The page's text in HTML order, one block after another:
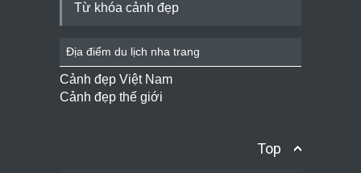
Từ khóa cảnh đẹp
Địa điểm du lịch nha trang
Cảnh đẹp Việt Nam
Cảnh đẹp thế giới
Top